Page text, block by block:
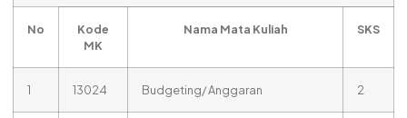
No
Kode
MK
Nama Mata Kuliah SKS
1 13024 Budgeting/ Anggaran 2